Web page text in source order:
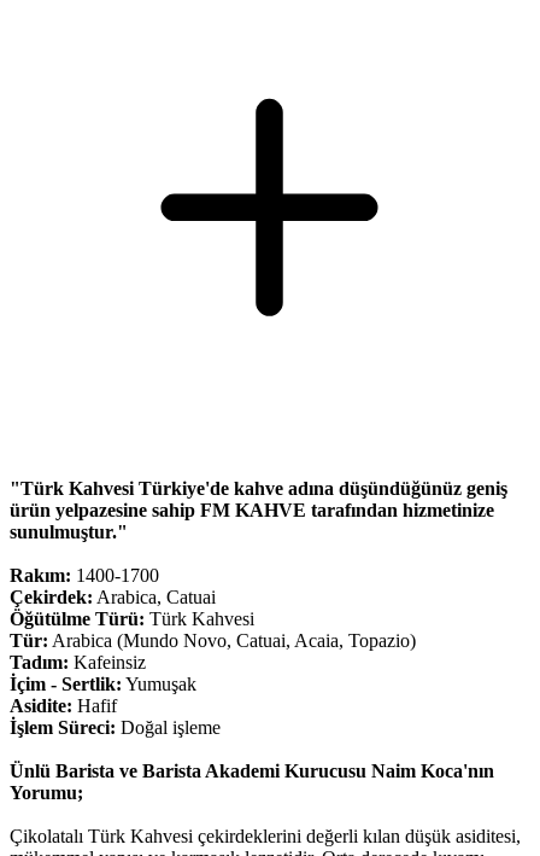
"Türk Kahvesi Türkiye'de kahve adına düşündüğünüz geniş
ürün yelpazesine sahip FM KAHVE tarafından hizmetinize
sunulmuştur."
Rakım: 1400-1700
Çekirdek: Arabica, Catuai
Öğütülme Türü: Türk Kahvesi
Tür: Arabica (Mundo Novo, Catuai, Acaia, Topazio)
Tadım: Kafeinsiz
İçim - Sertlik: Yumuşak
Asidite: Hafif
İşlem Süreci: Doğal işleme
Ünlü Barista ve Barista Akademi Kurucusu Naim Koca'nın
Yorumu;
Çikolatalı Türk Kahvesi çekirdeklerini değerli kılan düşük asiditesi,